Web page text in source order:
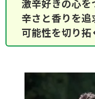
激辛好きの心を
辛さと香りを
可能性を切り拓